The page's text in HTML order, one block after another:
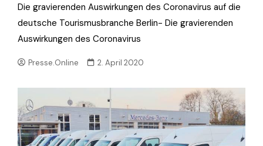
Die gravierenden Auswirkungen des Coronavirus auf die
deutsche Tourismusbranche Berlin- Die gravierenden
Auswirkungen des Coronavirus
Presse.Online 2. April 2020